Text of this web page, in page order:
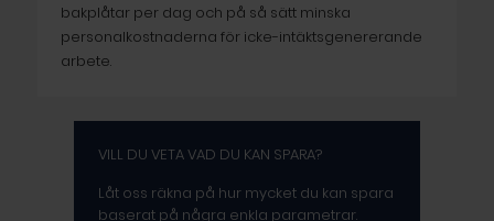
bakplåtar per dag och på så sätt minska
personalkostnaderna för icke-intäktsgenererande
arbete.
VILL DU VETA VAD DU KAN SPARA?
Låt oss räkna på hur mycket du kan spara
baserat på några enkla parametrar.